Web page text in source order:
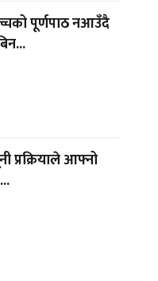
पूर्णपाठ नआउँदै
प्रक्रियाले आफ्नो